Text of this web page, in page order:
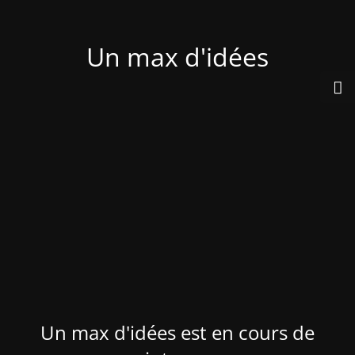
Un max d'idées
Un max d'idées est en cours de